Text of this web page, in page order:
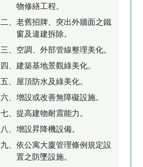
物修繕工程。
二、老舊招牌、突出外牆面之鐵
窗及違建拆除。
三、空調、外部管線整理美化。
四、建築基地景觀綠美化。
五、屋頂防水及綠美化。
六、增設或改善無障礙設施。
七、提高建物耐震能力。
八、增設昇降機設備。
九、依公寓大廈管理條例規定設
置之防墜設施。